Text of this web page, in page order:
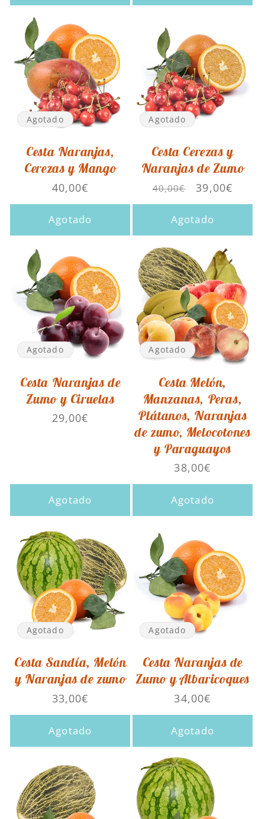
Agotado
Cesta Naranjas,
Cerezas y Mango
Precio
habitual
40,00€
Agotado
Agotado
Cesta Cerezas y
Naranjas de Zumo
Precio
habitual
40,00€
Precio
de
oferta
39,00€
Agotado
Agotado
Cesta Naranjas de
Zumo y Ciruelas
Precio
29,00€
Agotado
Agotado
Cesta Melón,
Manzanas, Peras,
Plátanos, Naranjas
de zumo, Melocotones
y Paraguayos
Precio
habitual
38,00€
Agotado
Agotado
Cesta Sandía, Melón
y Naranjas de zumo
Precio
habitual
33,00€
Agotado
Agotado
Cesta Naranjas de
Zumo y Albaricoques
Precio
habitual
34,00€
Agotado